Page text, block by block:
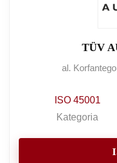
TÜV
al.
ISO 45001
Kategoria